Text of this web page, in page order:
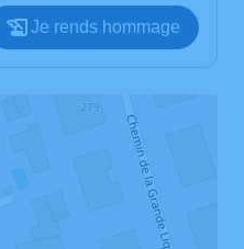
Je rends hommage